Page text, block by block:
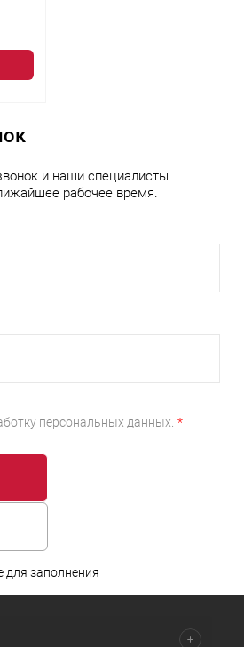
и наши специалисты
рабочее время.
персональных данных. *
для заполнения